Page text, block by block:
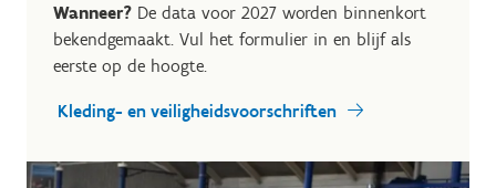
Wanneer? De data voor 2027 worden binnenkort
bekendgemaakt. Vul het formulier in en blijf als
eerste op de hoogte.
Kleding- en veiligheidsvoorschriften